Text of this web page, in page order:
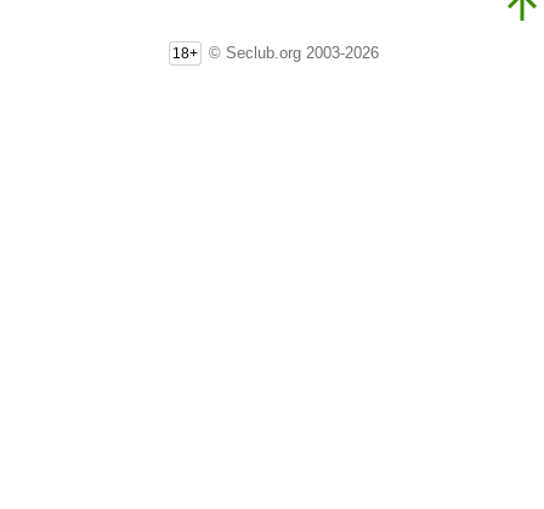
18+ © Seclub.org 2003-2026